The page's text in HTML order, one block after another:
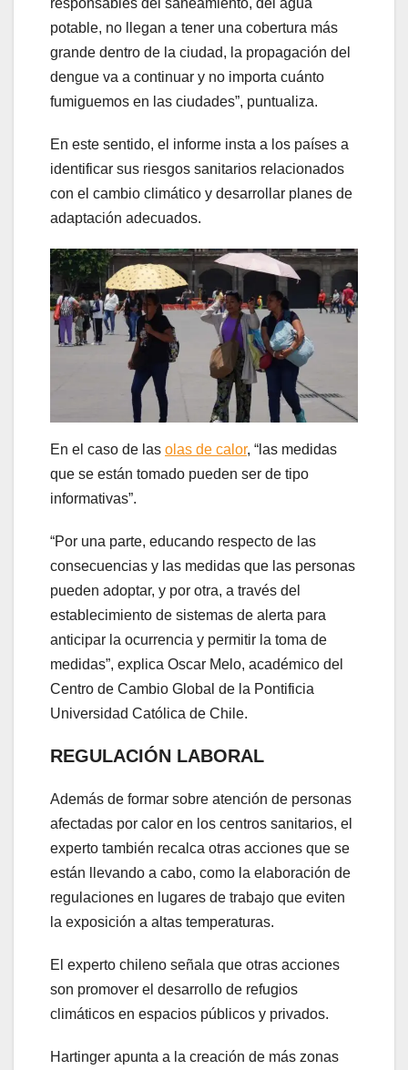
responsables del saneamiento, del agua
potable, no llegan a tener una cobertura más
grande dentro de la ciudad, la propagación del
dengue va a continuar y no importa cuánto
fumiguemos en las ciudades”, puntualiza.
En este sentido, el informe insta a los países a
identificar sus riesgos sanitarios relacionados
con el cambio climático y desarrollar planes de
adaptación adecuados.
En el caso de las olas de calor, “las medidas
que se están tomado pueden ser de tipo
informativas”.
“Por una parte, educando respecto de las
consecuencias y las medidas que las personas
pueden adoptar, y por otra, a través del
establecimiento de sistemas de alerta para
anticipar la ocurrencia y permitir la toma de
medidas”, explica Oscar Melo, académico del
Centro de Cambio Global de la Pontificia
Universidad Católica de Chile.
REGULACIÓN LABORAL
Además de formar sobre atención de personas
afectadas por calor en los centros sanitarios, el
experto también recalca otras acciones que se
están llevando a cabo, como la elaboración de
regulaciones en lugares de trabajo que eviten
la exposición a altas temperaturas.
El experto chileno señala que otras acciones
son promover el desarrollo de refugios
climáticos en espacios públicos y privados.
Hartinger apunta a la creación de más zonas